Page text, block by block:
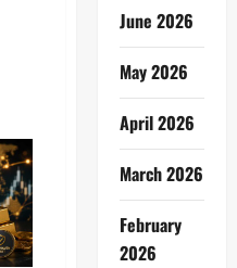
June 2026
May 2026
April 2026
March 2026
February
2026